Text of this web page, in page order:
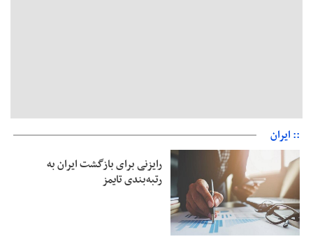
:: ایران
رایزنی برای بازگشت ایران به
رتبه‌بندی تایمز